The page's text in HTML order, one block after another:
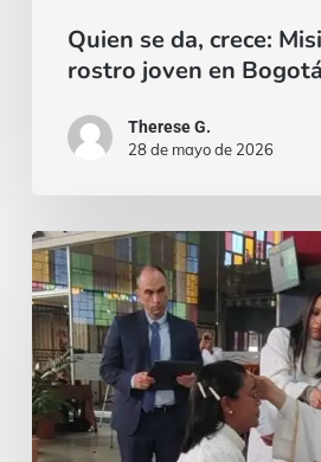
Quien se da, crece:
rostro joven en Bogotá
Therese G.
28 de mayo de 2026
¡El
miedo
siempre
puede
aparecer,
pero